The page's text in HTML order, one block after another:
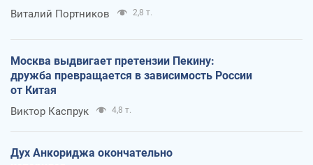
Виталий Портников 2,8 т.
Москва выдвигает претензии Пекину:
дружба превращается в зависимость России
от Китая
Виктор Каспрук 4,8 т.
Дух Анкориджа окончательно